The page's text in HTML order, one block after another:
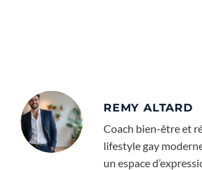
REMY ALTARD
Coach bien-être et
lifestyle gay
un espace